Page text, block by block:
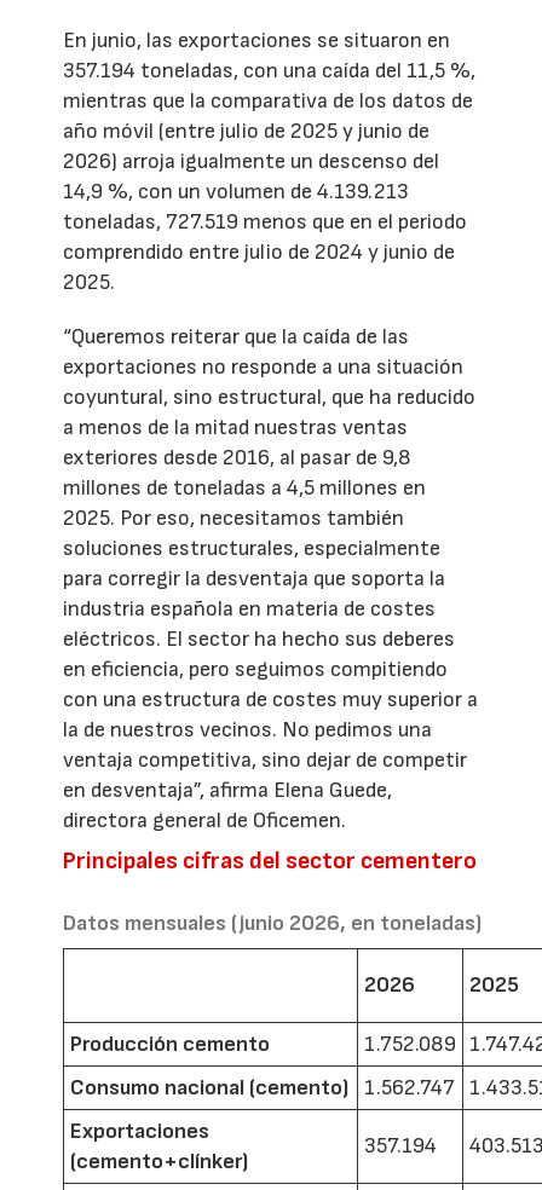
En junio, las exportaciones se situaron en
357.194 toneladas, con una caída del 11,5 %,
mientras que la comparativa de los datos de
año móvil (entre julio de 2025 y junio de
2026) arroja igualmente un descenso del
14,9 %, con un volumen de 4.139.213
toneladas, 727.519 menos que en el periodo
comprendido entre julio de 2024 y junio de
2025.
“Queremos reiterar que la caída de las
exportaciones no responde a una situación
coyuntural, sino estructural, que ha reducido
a menos de la mitad nuestras ventas
exteriores desde 2016, al pasar de 9,8
millones de toneladas a 4,5 millones en
2025. Por eso, necesitamos también
soluciones estructurales, especialmente
para corregir la desventaja que soporta la
industria española en materia de costes
eléctricos. El sector ha hecho sus deberes
en eficiencia, pero seguimos compitiendo
con una estructura de costes muy superior a
la de nuestros vecinos. No pedimos una
ventaja competitiva, sino dejar de competir
en desventaja”, afirma Elena Guede,
directora general de Oficemen.
Principales cifras del sector cementero
Datos mensuales (junio 2026, en toneladas)
2026 2025
Producción cemento 1.752.089
Consumo nacional (cemento)
1.562.747
Exportaciones
(cemento+clínker)
357.194